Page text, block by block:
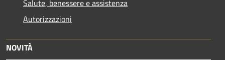
Salute, benessere e assistenza
Autorizzazioni
NOVITÀ